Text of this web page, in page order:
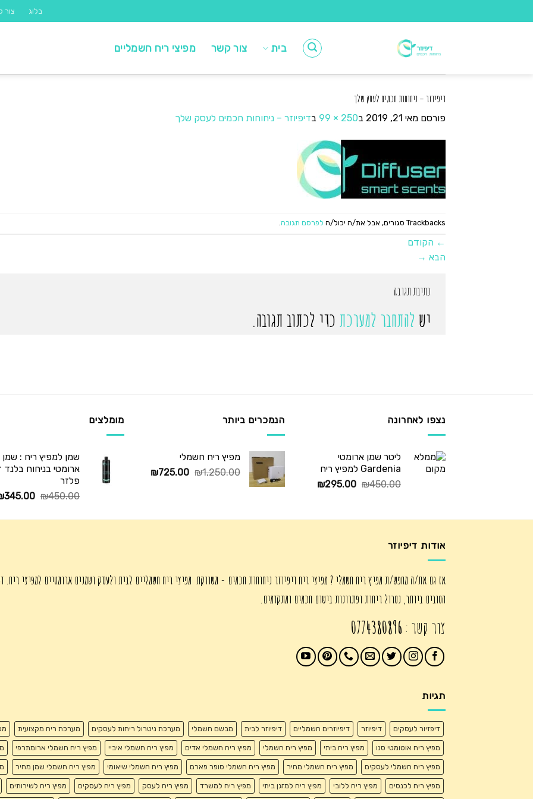
to
בלוג צור
בית צור קשר מפיצי ריח חשמליים
דיפיוזר – ניחוחות חכמים לעסק שלך
פורסם מאי 21, 2019 ב250 × 99 בדיפיוזר – ניחוחות חכמים לעסק שלך
Trackbacks סגורים, אבל את/ה יכול/ה לפרסם תגובה
← הקודם
הבא →
כתיבת תגובה
יש להתחבר למערכת כדי לכתוב תגובה.
נצפו לאחרונה
ליטר שמן ארומטי
Gardenia למפיץ ריח
₪450.00
המחיר
₪450.00.
₪295.00
המחיר
₪295.00.
הנמכרים ביותר
מפיץ ריח חשמלי
₪1,250.00
המחיר
₪725.00
המחיר
מומלצים
שמן למפיץ ריח : שמן
ארומטי בניחוח בלנד
פלזר
₪450.00
המחיר
היה:
345.00
אודות דיפיוזר
אז גם את/ה מחפש/ת מפיץ ריח חשמלי ? מפיצי ריח דיפיוזר ניחוחות חכמים - משווקת מפיצי ריח חשמליים לבית ולעסק ושמנים ארומטיים למפיצי ריח.
הטובים ביותר, נטרול ריחות ופתרונות בישום חכמים ומתקדמים.
צור קשר : 0774380896
תגיות
דיפזיור לעסקים דיפיוזר דיפיוזרים חשמליים דיפיוזר לבית מבשם חשמלי מערכת ניטרול ריחות לעסקים מערכת ריח מקצועית
מפיץ ריח אוטומטי סנו מפיץ ריח ביתי מפיץ ריח חשמלי מפיץ ריח חשמלי אדים מפיץ ריח חשמלי איביי מפיץ ריח חשמלי ארומתרפי
מפיץ ריח חשמלי לעסקים מפיץ ריח חשמלי מחיר מפיץ ריח חשמלי סופר פארם מפיץ ריח חשמלי שיאומי מפיץ ריח חשמלי שמן מחיר
מפיץ ריח לכנסים מפיץ ריח ללובי מפיץ ריח למזגן ביתי מפיץ ריח למשרד מפיץ ריח לעסק מפיץ ריח לעסקים מפיץ ריח לשירותים